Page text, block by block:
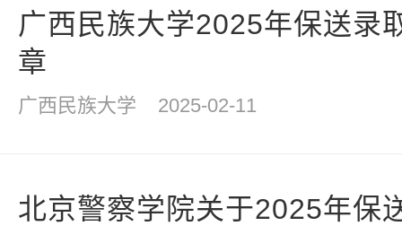
广西民族大学2025年保送录
章
广西民族大学 2025-02-11
北京警察学院关于2025年保